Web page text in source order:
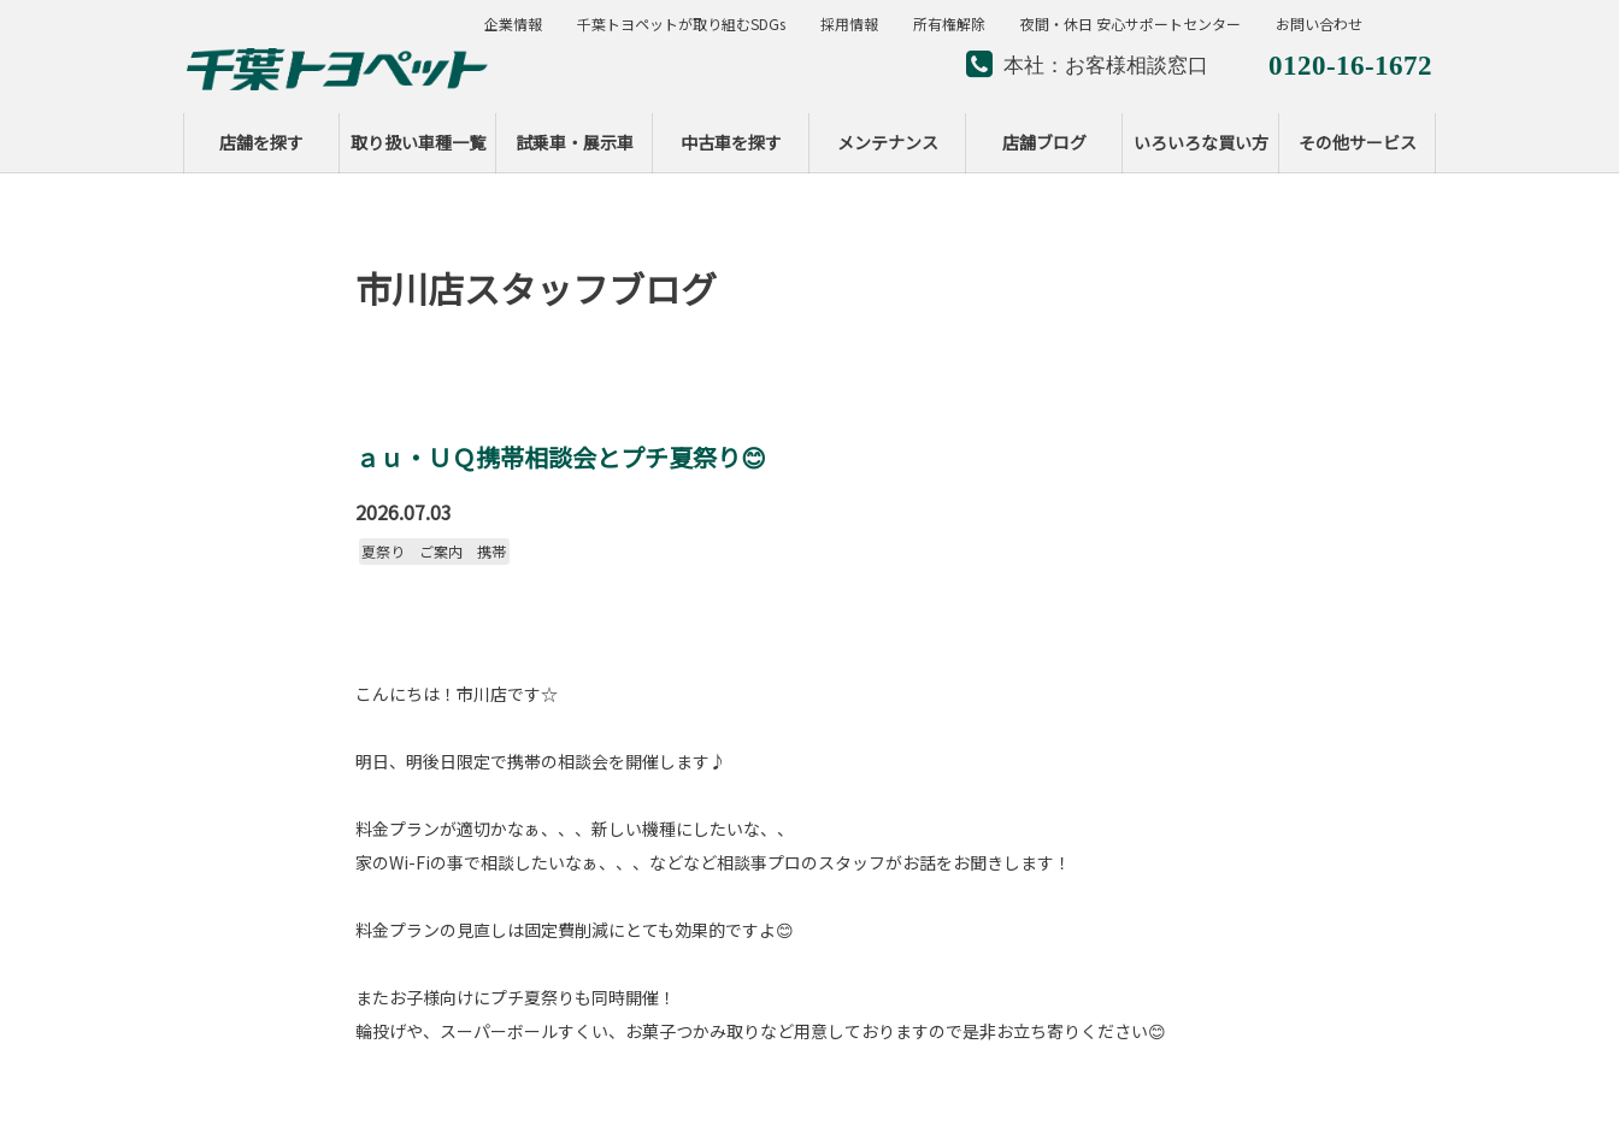
本社：お客様相談窓口 0120-16-1672
ー
店舗を探す 取り扱い車種一覧 試乗車・展示車 中古車を探す メンテナンス 店舗ブログ いろいろな買い方 その他サービス
企業情報 千葉トヨペットが取り組むSDGs 採用情報 所有権解除 夜間・休日 安心サポートセンター お問い合わせ
市川店スタッフブログ
ａｕ・ＵＱ携帯相談会とプチ夏祭り😊
2026.07.03
夏祭り ご案内 携帯
こんにちは！市川店です☆
明日、明後日限定で携帯の相談会を開催します♪
料金プランが適切かなぁ、、、新しい機種にしたいな、、
家のWi-Fiの事で相談したいなぁ、、、などなど相談事プロのスタッフがお話をお聞きします！
料金プランの見直しは固定費削減にとても効果的ですよ😊
またお子様向けにプチ夏祭りも同時開催！
輪投げや、スーパーボールすくい、お菓子つかみ取りなど用意しておりますので是非お立ち寄りください😊